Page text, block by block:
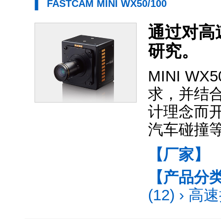
FASTCAM MINI WX50/100
通过对高
研究。
MINI
求，并结
计理念而
汽车碰撞
【厂家】
【产品分
(12) › 高